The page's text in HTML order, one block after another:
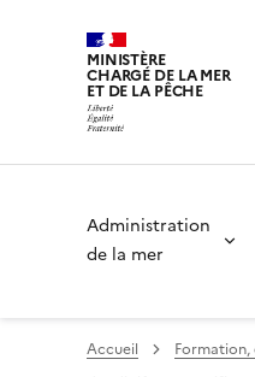
MINISTÈRE
CHARGÉ DE LA MER
ET DE LA PÊCHE
Administration
de la mer
Accueil